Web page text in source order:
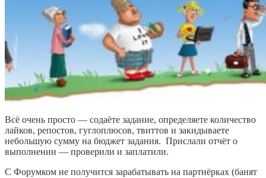
Всё очень просто — содаёте задание, определяете количество
лайков, репостов, гуглоплюсов, твиттов и закидываете
небольшую сумму на бюджет задания. Прислали отчёт о
выполнении — проверили и заплатили.
С Форумком не получится зарабатывать на партнёрках (банят